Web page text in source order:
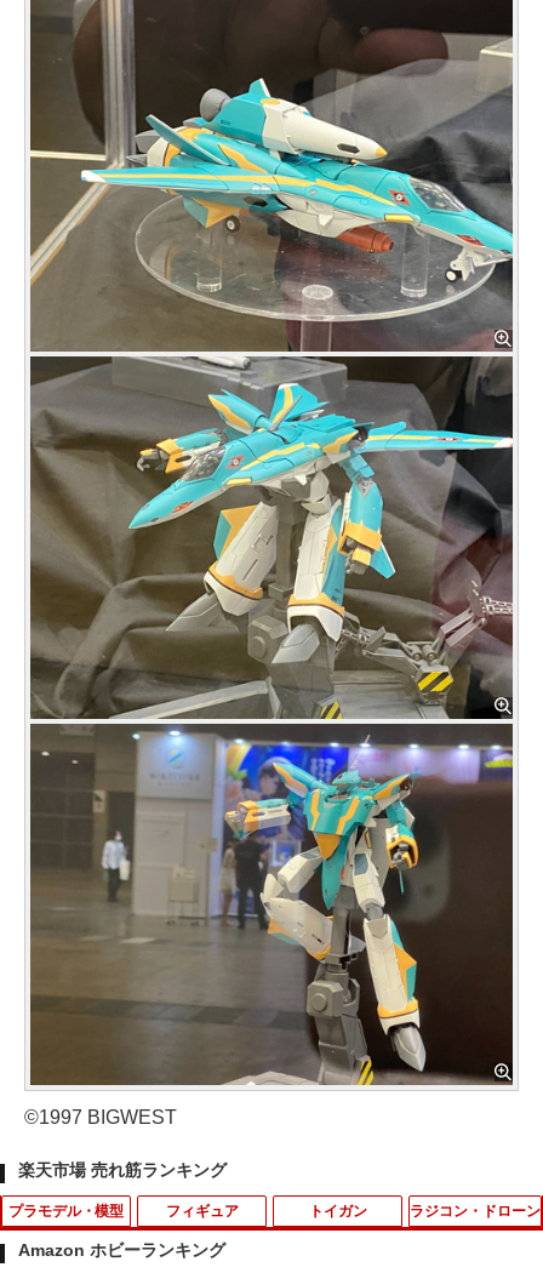
©1997 BIGWEST
楽天市場 売れ筋ランキング
プラモデル・模型 フィギュア トイガン ラジコン・ドローン
Amazon ホビーランキング